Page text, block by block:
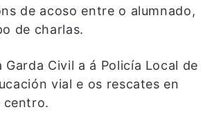
de acoso entre o alumnado,
de charlas.
Civil a á Policía Local de
vial e os rescates en
centro.